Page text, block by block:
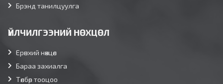
Брэнд танилцуулга
ҮЙЛЧИЛГЭЭНИЙ НӨХЦӨЛ
Ерөнхий нөхцөл
Бараа захиалга
Төлбөр тооцоо